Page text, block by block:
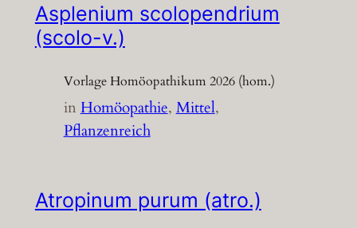
Asplenium scolopendrium
(scolo-v.)
Vorlage Homöopathikum 2026 (hom.)
inHomöopathie, Mittel
Pflanzenreich
Atropinum purum (atro.)